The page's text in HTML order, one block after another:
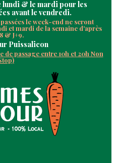
lundi & le mardi pour les
avant le vendredi.
le week-end ne seront
et mardi de la semaine d'après
& J+9.
Puissalicon
passage entre 10h et 20h Non